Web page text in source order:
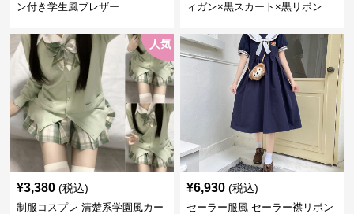
ン付き学生風ブレザー
ィガン×黒スカート×黒リボン
人気
¥3,380 (税込)
制服コスプレ 清楚系学園風カー
¥6,930 (税込)
セーラー服風 セーラー襟リボン